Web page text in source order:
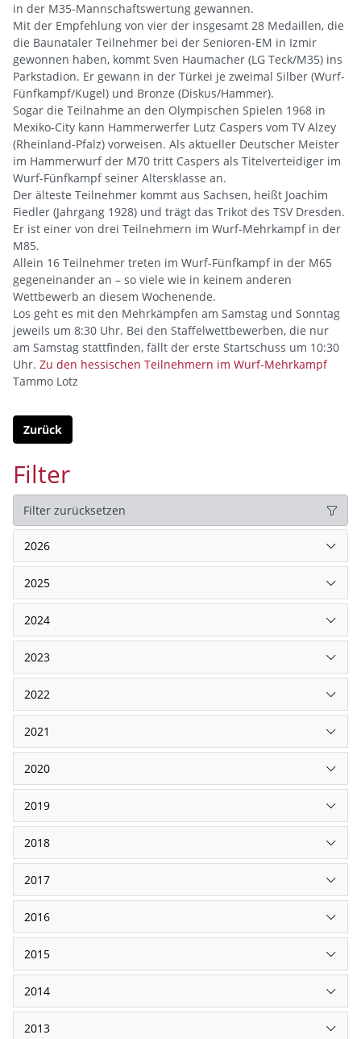
in der M35-Mannschaftswertung gewannen.
Mit der Empfehlung von vier der insgesamt 28 Medaillen, die
die Baunataler Teilnehmer bei der Senioren-EM in Izmir
gewonnen haben, kommt Sven Haumacher (LG Teck/M35) ins
Parkstadion. Er gewann in der Türkei je zweimal Silber (Wurf-
Fünfkampf/Kugel) und Bronze (Diskus/Hammer).
Sogar die Teilnahme an den Olympischen Spielen 1968 in
Mexiko-City kann Hammerwerfer Lutz Caspers vom TV Alzey
(Rheinland-Pfalz) vorweisen. Als aktueller Deutscher Meister
im Hammerwurf der M70 tritt Caspers als Titelverteidiger im
Wurf-Fünfkampf seiner Altersklasse an.
Der älteste Teilnehmer kommt aus Sachsen, heißt Joachim
Fiedler (Jahrgang 1928) und trägt das Trikot des TSV Dresden.
Er ist einer von drei Teilnehmern im Wurf-Mehrkampf in der
M85.
Allein 16 Teilnehmer treten im Wurf-Fünfkampf in der M65
gegeneinander an – so viele wie in keinem anderen
Wettbewerb an diesem Wochenende.
Los geht es mit den Mehrkämpfen am Samstag und Sonntag
jeweils um 8:30 Uhr. Bei den Staffelwettbewerben, die nur
am Samstag stattfinden, fällt der erste Startschuss um 10:30
Uhr. Zu den hessischen Teilnehmern im Wurf-Mehrkampf
Tammo Lotz
Zurück
Filter
Filter zurücksetzen
2026
2025
2024
2023
2022
2021
2020
2019
2018
2017
2016
2015
2014
2013